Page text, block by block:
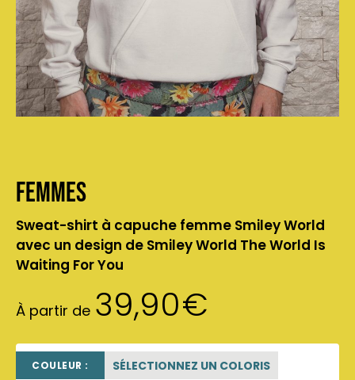
Femmes
Sweat-shirt à capuche femme Smiley World
avec un design de Smiley World The World Is
Waiting For You
À partir de 39,90€
COULEUR : SÉLECTIONNEZ UN COLORIS